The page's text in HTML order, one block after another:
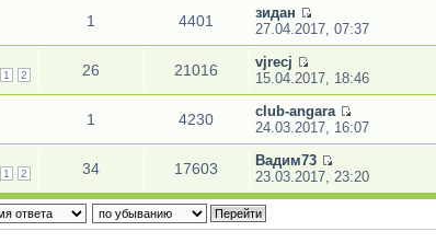
1 4401
зидан
27.04.2017, 07:37
1 2 26 21016
vjrecj
15.04.2017, 18:46
1 4230
club-angara
24.03.2017, 16:07
1 2 34 17603
Вадим73
23.03.2017, 23:20